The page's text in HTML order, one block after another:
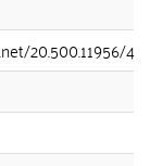
20.500.11956/